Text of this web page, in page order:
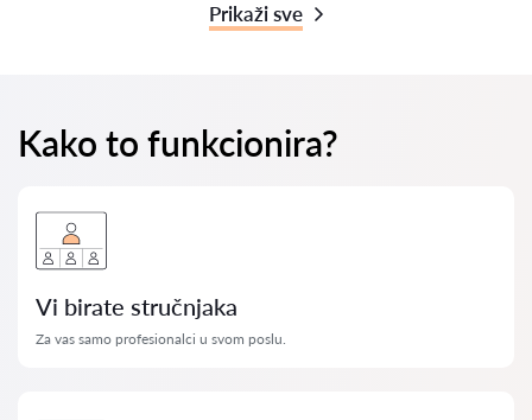
Prikaži sve
Kako to funkcionira?
Vi birate stručnjaka
Za vas samo profesionalci u svom poslu.